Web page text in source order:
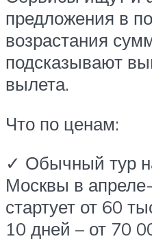
предложения в
возрастания
подсказывают
вылета.
Что по ценам:
✓ Обычный тур
Москвы в
стартует от 60
10 дней – от 70